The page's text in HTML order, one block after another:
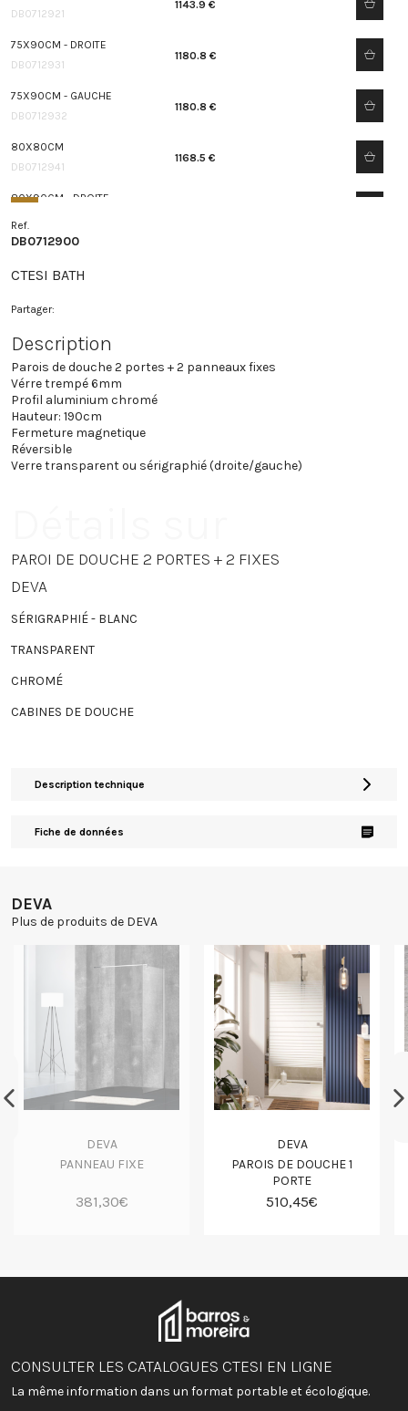
DB0712921
1143.9 €
75X90CM - DROITE
DB0712931
1180.8 €
75X90CM - GAUCHE
DB0712932
1180.8 €
80X80CM
DB0712941
1168.5 €
80X90CM - DROITE
80X90CM - GAUCHE
DB0712952
Ref.
DB0712900
CTESI BATH
Partager:
Description
Parois de douche 2 portes + 2 panneaux fixes
Vérre trempé 6mm
Profil aluminium chromé
Hauteur: 190cm
Fermeture magnetique
Réversible
Verre transparent ou sérigraphié (droite/gauche)
PAROI DE DOUCHE 2 PORTES + 2 FIXES
DEVA
SÉRIGRAPHIÉ - BLANC
TRANSPARENT
CHROMÉ
CABINES DE DOUCHE
Description technique
Fiche de données
DEVA
Plus de produits de DEVA
DEVA
PANNEAU FIXE
381,30€
DEVA
PAROIS DE DOUCHE 1
PORTE
510,45€
CONSULTER LES CATALOGUES CTESI EN LIGNE
La même information dans un format portable et écologique.